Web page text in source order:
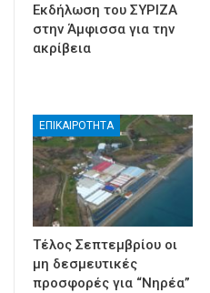
Εκδήλωση του ΣΥΡΙΖΑ
στην Άμφισσα για την
ακρίβεια
ΕΠΙΚΑΙΡΟΤΗΤΑ
Τέλος Σεπτεμβρίου οι
μη δεσμευτικές
προσφορές για “Νηρέα”